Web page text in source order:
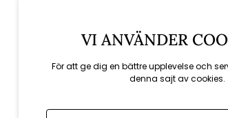
VI ANVÄNDER
För att ge dig en bättre upplevelse och
denna sajt av cookies.